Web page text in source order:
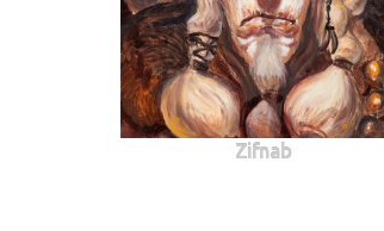
Zifnab